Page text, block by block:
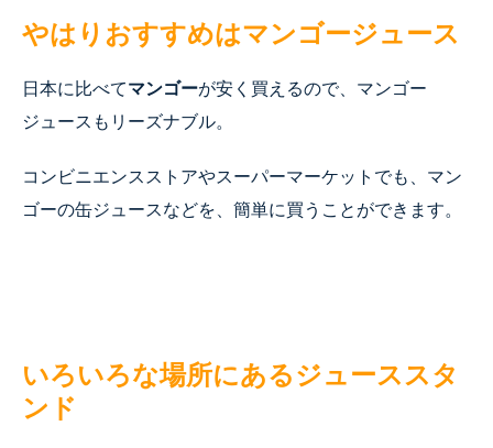
やはりおすすめはマンゴージュース
日本に比べてマンゴーが安く買えるので、マンゴー
ジュースもリーズナブル。
コンビニエンスストアやスーパーマーケットでも、マン
ゴーの缶ジュースなどを、簡単に買うことができます。
いろいろな場所にあるジューススタ
ンド